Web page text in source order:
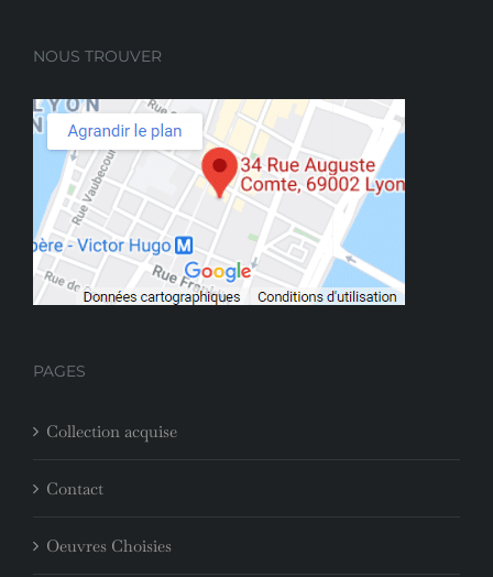
NOUS TROUVER
PAGES
Collection acquise
Contact
Oeuvres Choisies